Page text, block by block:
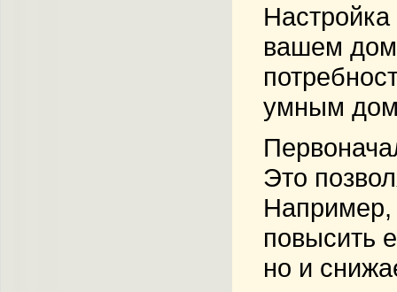
вашем
умным
Это
Например,
повысить
но и